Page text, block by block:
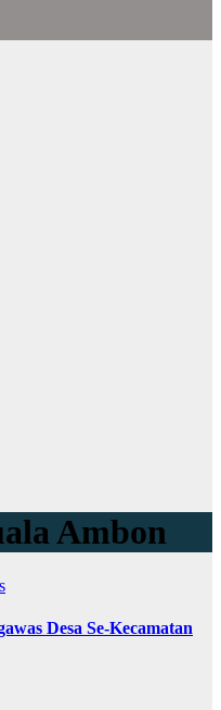
Ambon
Desa Se-Kecamatan